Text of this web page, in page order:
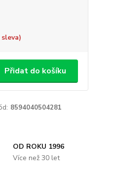
Přidat do košíku
8594040504281
OD ROKU 1996
Více než 30 let